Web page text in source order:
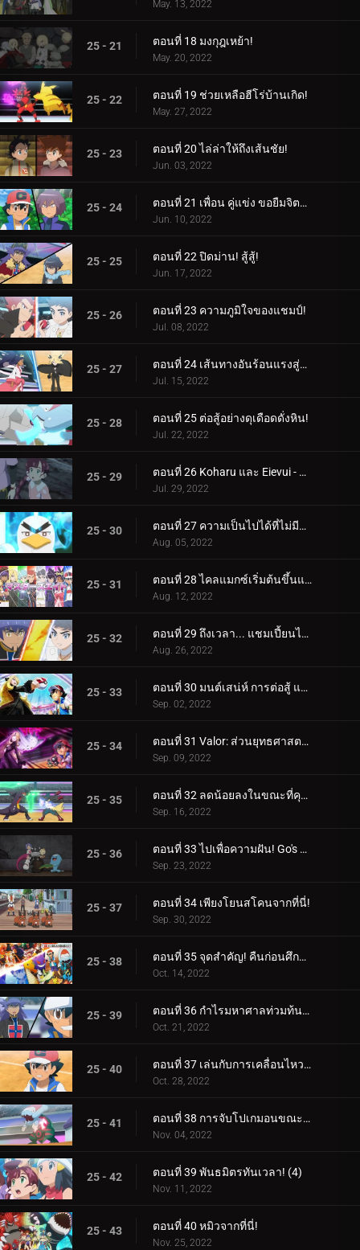
May. 13, 2022
25 - 21 ตอนที่ 18 มงกุฎเหย้า!
May. 20, 2022
25 - 22 ตอนที่ 19 ช่วยเหลือฮีโร่บ้านเกิด!
May. 27, 2022
25 - 23 ตอนที่ 20 ไล่ล่าให้ถึงเส้นชัย!
Jun. 03, 2022
25 - 24 ตอนที่ 21 เพื่อน คู่แข่ง ขอยืมจิตวิญญาณของคุณมาให้ฉัน!
Jun. 10, 2022
25 - 25 ตอนที่ 22 ปิดม่าน! สู้สู้!
Jun. 17, 2022
25 - 26 ตอนที่ 23 ความภูมิใจของแชมป์!
Jul. 08, 2022
25 - 27 ตอนที่ 24 เส้นทางอันร้อนแรงสู่การเป็นผู้เชี่ยวชาญ!
Jul. 15, 2022
25 - 28 ตอนที่ 25 ต่อสู้อย่างดุเดือดดั่งหิน!
Jul. 22, 2022
25 - 29 ตอนที่ 26 Koharu และ Eievui - ปาฏิหาริย์แห่งวิวัฒนาการ
Jul. 29, 2022
25 - 30 ตอนที่ 27 ความเป็นไปได้ที่ไม่มีที่สิ้นสุด!
Aug. 05, 2022
25 - 31 ตอนที่ 28 ไคลแมกซ์เริ่มต้นขึ้นแล้ว! ประสบการณ์การแข่งขันระดับปรมาจารย์ของ Satoshi!!
Aug. 12, 2022
25 - 32 ตอนที่ 29 ถึงเวลา... แชมเปี้ยนไทม์! (1)
Aug. 26, 2022
25 - 33 ตอนที่ 30 มนต์เสน่ห์ การต่อสู้ และความสับสน! (2)
Sep. 02, 2022
25 - 34 ตอนที่ 31 Valor: ส่วนยุทธศาสตร์ของการต่อสู้! (3)
Sep. 09, 2022
25 - 35 ตอนที่ 32 ลดน้อยลงในขณะที่คุณทำงาน! (4)
Sep. 16, 2022
25 - 36 ตอนที่ 33 ไปเพื่อความฝัน! Go's Road to Mew!!
Sep. 23, 2022
25 - 37 ตอนที่ 34 เพียงโยนสโคนจากที่นี่!
Sep. 30, 2022
25 - 38 ตอนที่ 35 จุดสำคัญ! คืนก่อนศึกตัดสิน! ซาโตชิ ปะทะ ดันเด้!!
Oct. 14, 2022
25 - 39 ตอนที่ 36 กำไรมหาศาลท่วมท้น! (1)
Oct. 21, 2022
25 - 40 ตอนที่ 37 เล่นกับการเคลื่อนไหวของคุณ! (2)
Oct. 28, 2022
25 - 41 ตอนที่ 38 การจับโปเกมอนขณะปัดป้อง! (3)
Nov. 04, 2022
25 - 42 ตอนที่ 39 พันธมิตรทันเวลา! (4)
Nov. 11, 2022
25 - 43 ตอนที่ 40 หมิวจากที่นี่!
Nov. 25, 2022